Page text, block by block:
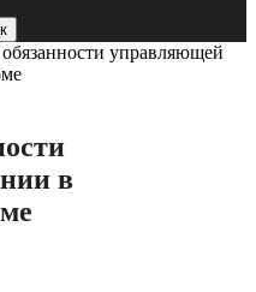
управляющей
в